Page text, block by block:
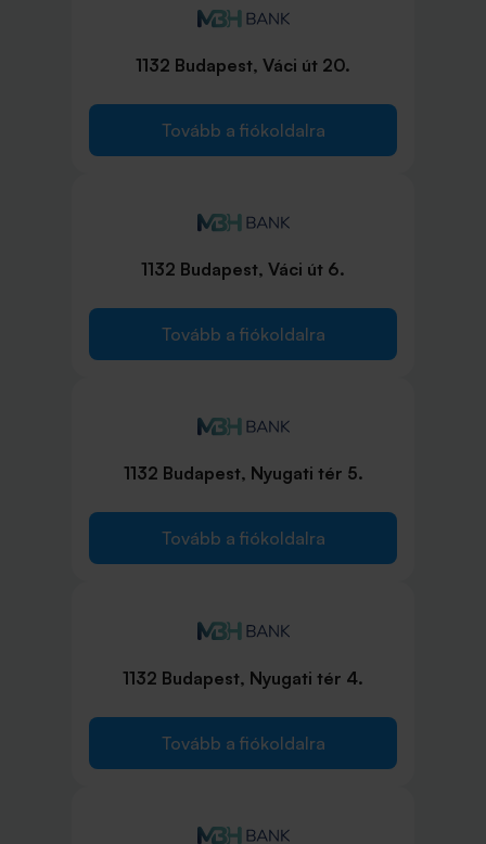
1132 Budapest, Váci út 20.
Tovább a fiókoldalra
1132 Budapest, Váci út 6.
Tovább a fiókoldalra
1132 Budapest, Nyugati tér 5.
Tovább a fiókoldalra
1132 Budapest, Nyugati tér 4.
Tovább a fiókoldalra